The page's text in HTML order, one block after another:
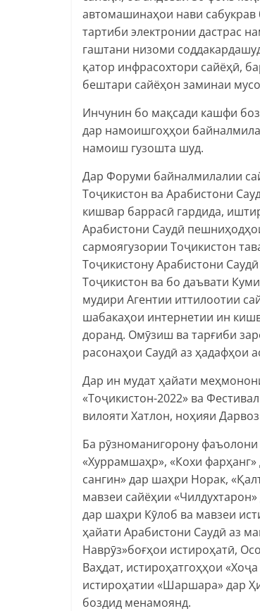
автомашинаҳои нави
тартиби электронии дастрас
гаштани низоми
қатор инфрасохтори сайёҳӣ,
бештари сайёҳон заминаи
Инчунин бо мақсади кашфи
дар намоишгоҳҳои
намоиш гузошта шуд.
Дар Форуми байналмилалии
Тоҷикистон ва Арабистони
кишвар баррасӣ гардида,
Арабистони Саудӣ
сармоягузории Тоҷикистон
Тоҷикистону Арабистони
Тоҷикистон ва бо даъвати
мудири Агентии иттилоотии
шабакаҳои интернетии ин
доранд. Омӯзиш ва тарғиби
расонаҳои Саудӣ аз ҳадафҳои
Дар ин мудат ҳайати
«Тоҷикистон-2022» ва
вилояти Хатлон, ноҳияи
Ба рӯзноманигорону
«Хуррамшаҳр», «Кохи
сангин» дар шаҳри Норак,
мавзеи сайёҳии
дар шаҳри Кӯлоб ва мавзеи
ҳайати Арабистони Саудӣ аз
Наврӯз»боғҳои истироҳатӣ,
Ваҳдат, истироҳатгоҳҳои
истироҳатии «Шаршара» дар
боздид менамоянд.